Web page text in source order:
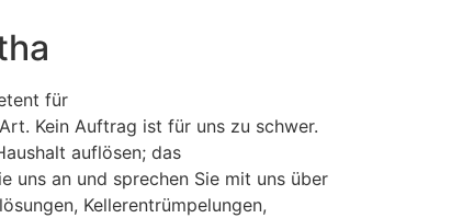
für
Kein Auftrag ist für uns zu schwer.
auflösen; das
uns an und sprechen Sie mit uns über
Kellerentrümpelungen,